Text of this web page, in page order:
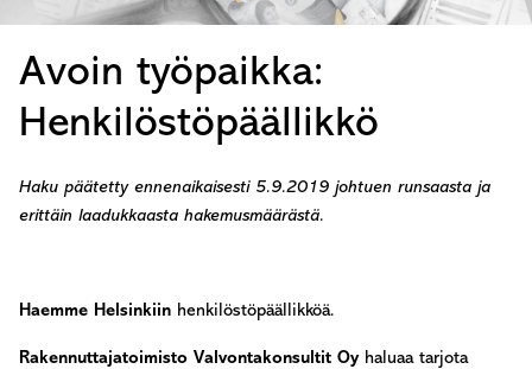
Avoin työpaikka:
Henkilöstöpäällikkö
Haku päätetty ennenaikaisesti 5.9.2019 johtuen runsaasta ja
erittäin laadukkaasta hakemusmäärästä.
Haemme Helsinkiin henkilöstöpäällikköä.
Rakennuttajatoimisto Valvontakonsultit Oyhaluaa tarjota